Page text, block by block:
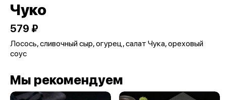
Чуко
579 ₽
Лосось, сливочный сыр, огурец, салат Чука, ореховый
соус
Мы рекомендуем